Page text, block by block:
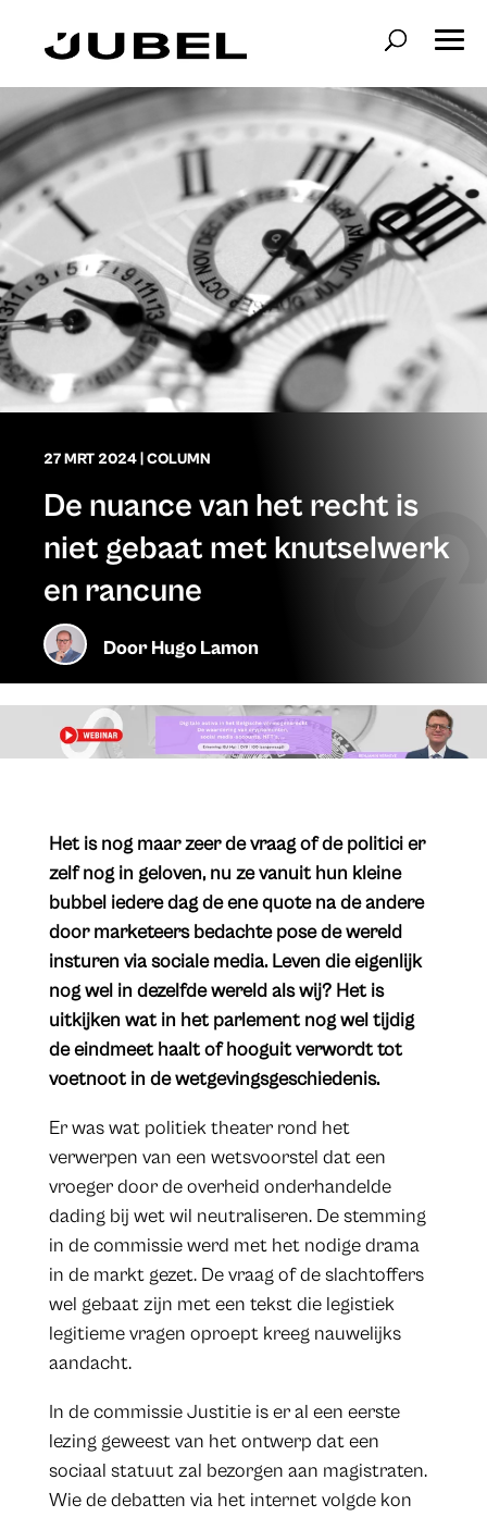
27 MRT 2024|COLUMN
De nuance van het recht is
niet gebaat met knutselwerk
en rancune
DoorHugo Lamon
Het is nog maar zeer de vraag of de politici er
zelf nog in geloven, nu ze vanuit hun kleine
bubbel iedere dag de ene quote na de andere
door marketeers bedachte pose de wereld
insturen via sociale media. Leven die eigenlijk
nog wel in dezelfde wereld als wij? Het is
uitkijken wat in het parlement nog wel tijdig
de eindmeet haalt of hooguit verwordt tot
voetnoot in de wetgevingsgeschiedenis.
Er was wat politiek theater rond het
verwerpen van een wetsvoorstel dat een
vroeger door de overheid onderhandelde
dading bij wet wil neutraliseren. De stemming
in de commissie werd met het nodige drama
in de markt gezet. De vraag of de slachtoffers
wel gebaat zijn met een tekst die legistiek
legitieme vragen oproept kreeg nauwelijks
aandacht.
In de commissie Justitie is er al een eerste
lezing geweest van het ontwerp dat een
sociaal statuut zal bezorgen aan magistraten.
Wie de debatten via het internet volgde kon